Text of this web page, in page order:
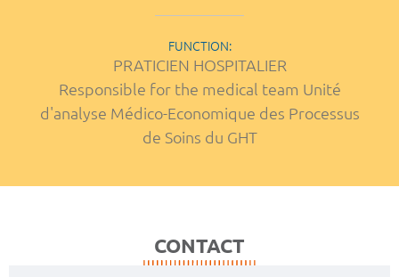
FUNCTION:
PRATICIEN HOSPITALIER
Responsible for the medical team Unité
d'analyse Médico-Economique des Processus
de Soins du GHT
CONTACT